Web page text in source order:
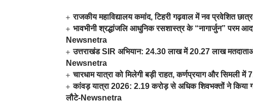
राजकीय महाविद्यालय कमांद, टिहरी गढ़वाल में नव प्रवेशित
भावभीनी श्रद्धांजलि आधुनिक रसशास्त्र के “नागार्जुन” परम
Newsnetra
उत्तराखंड SIR अभियान: 24.30 लाख में 20.27 लाख
Newsnetra
चारधाम यात्रा को मिलेगी बड़ी राहत, कर्णप्रयाग और सिमली
कांवड़ यात्रा 2026: 2.19 करोड़ से अधिक शिवभक्तों ने
लौटे-Newsnetra